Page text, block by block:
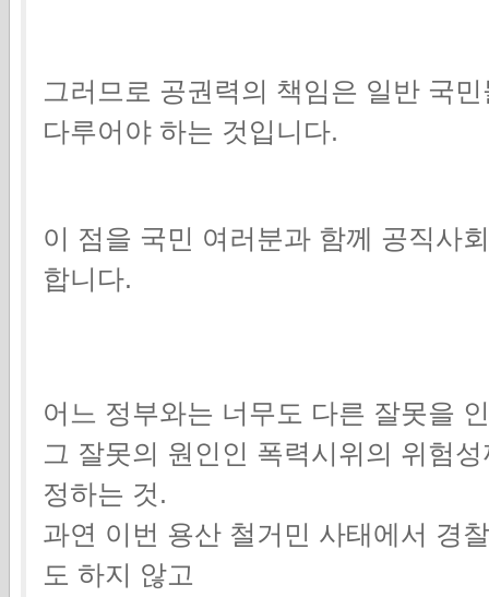
그러므로 공권력의 책임은 일반 국
다루어야 하는 것입니다.
이 점을 국민 여러분과 함께 공직사
합니다.
어느 정부와는 너무도 다른 잘못을
그 잘못의 원인인 폭력시위의 위험
정하는 것.
과연 이번 용산 철거민 사태에서 경
도 하지 않고